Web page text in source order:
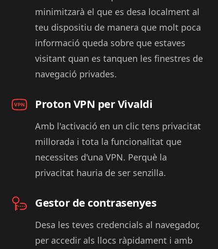
minimitzarà el que es desa localment al
teu dispositiu de manera que molt poca
informació queda sobre que estaves
visitant quan es tanquen les finestres de
navegació privades.
Proton VPN per Vivaldi
Amb l'activació en un clic tens privacitat
millorada i tota la funcionalitat que
necessites d'una VPN. Perquè la
privacitat hauria de ser senzilla.
Gestor de contrasenyes
Desa les teves credencials al navegador,
per accedir als llocs ràpidament i amb